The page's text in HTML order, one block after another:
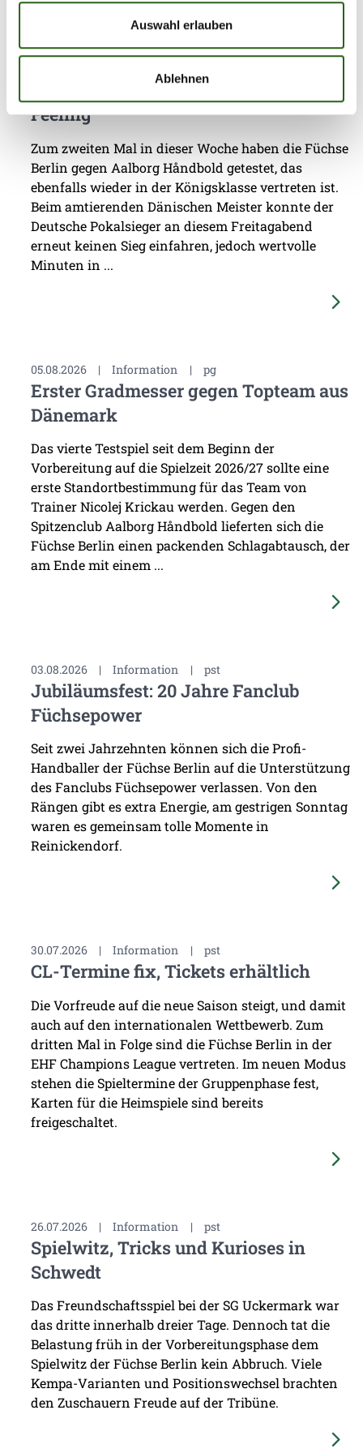
Auswahl erlauben
Ablehnen
Testspiel mit Champions-League-
Feeling
Zum zweiten Mal in dieser Woche haben die Füchse
Berlin gegen Aalborg Håndbold getestet, das
ebenfalls wieder in der Königsklasse vertreten ist.
Beim amtierenden Dänischen Meister konnte der
Deutsche Pokalsieger an diesem Freitagabend
erneut keinen Sieg einfahren, jedoch wertvolle
Minuten in ...
05.08.2026 | Information | pg
Erster Gradmesser gegen Topteam aus
Dänemark
Das vierte Testspiel seit dem Beginn der
Vorbereitung auf die Spielzeit 2026/27 sollte eine
erste Standortbestimmung für das Team von
Trainer Nicolej Krickau werden. Gegen den
Spitzenclub Aalborg Håndbold lieferten sich die
Füchse Berlin einen packenden Schlagabtausch, der
am Ende mit einem ...
03.08.2026 | Information | pst
Jubiläumsfest: 20 Jahre Fanclub
Füchsepower
Seit zwei Jahrzehnten können sich die Profi-
Handballer der Füchse Berlin auf die Unterstützung
des Fanclubs Füchsepower verlassen. Von den
Rängen gibt es extra Energie, am gestrigen Sonntag
waren es gemeinsam tolle Momente in
Reinickendorf.
30.07.2026 | Information | pst
CL-Termine fix, Tickets erhältlich
Die Vorfreude auf die neue Saison steigt, und damit
auch auf den internationalen Wettbewerb. Zum
dritten Mal in Folge sind die Füchse Berlin in der
EHF Champions League vertreten. Im neuen Modus
stehen die Spieltermine der Gruppenphase fest,
Karten für die Heimspiele sind bereits
freigeschaltet.
26.07.2026 | Information | pst
Spielwitz, Tricks und Kurioses in
Schwedt
Das Freundschaftsspiel bei der SG Uckermark war
das dritte innerhalb dreier Tage. Dennoch tat die
Belastung früh in der Vorbereitungsphase dem
Spielwitz der Füchse Berlin kein Abbruch. Viele
Kempa-Varianten und Positionswechsel brachten
den Zuschauern Freude auf der Tribüne.